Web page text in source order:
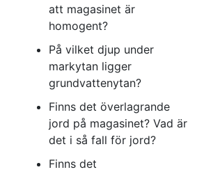
att magasinet är
homogent?
På vilket djup under
markytan ligger
grundvattenytan?
Finns det överlagrande
jord på magasinet? Vad är
det i så fall för jord?
Finns det